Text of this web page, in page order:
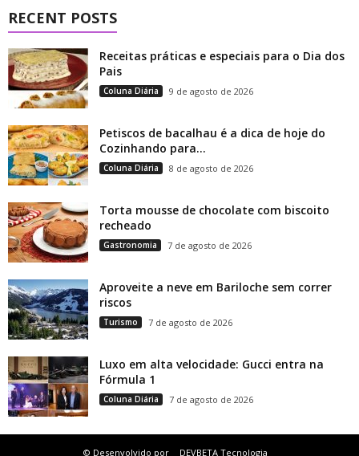
RECENT POSTS
Receitas práticas e especiais para o Dia dos
Pais
Coluna Diária 9 de agosto de 2026
Petiscos de bacalhau é a dica de hoje do
Cozinhando para...
Coluna Diária 8 de agosto de 2026
Torta mousse de chocolate com biscoito
recheado
Gastronomia 7 de agosto de 2026
Aproveite a neve em Bariloche sem correr
riscos
Turismo 7 de agosto de 2026
Luxo em alta velocidade: Gucci entra na
Fórmula 1
Coluna Diária 7 de agosto de 2026
© Desenvolvido por DEVBETA Tecnologia